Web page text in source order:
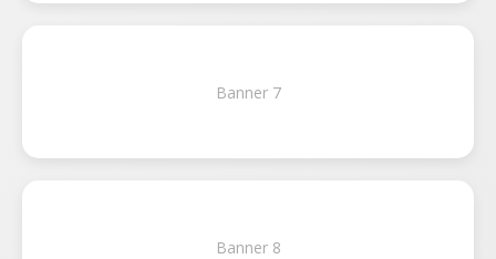
Banner 7
Banner 8